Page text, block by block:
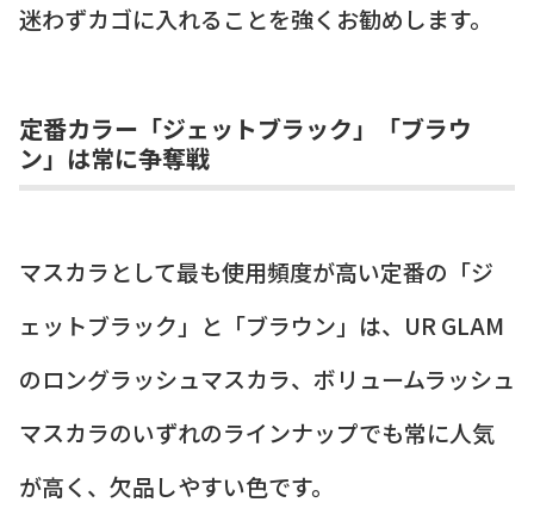
迷わずカゴに入れることを強くお勧めします。
定番カラー「ジェットブラック」「ブラウ
ン」は常に争奪戦
マスカラとして最も使用頻度が高い定番の「ジ
ェットブラック」と「ブラウン」は、UR GLAM
のロングラッシュマスカラ、ボリュームラッシュ
マスカラのいずれのラインナップでも常に人気
が高く、欠品しやすい色です。